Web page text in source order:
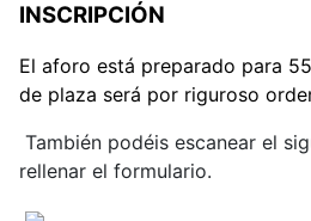
INSCRIPCIÓN
El aforo está preparado para
de plaza será por riguroso
También podéis escanear el
rellenar el formulario.